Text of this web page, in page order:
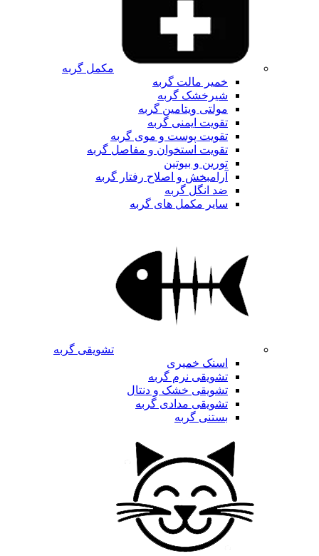
مکمل گربه
خمیر مالت گربه
شیرخشک گربه
مولتی ویتامین گربه
تقویت ایمنی گربه
تقویت پوست و موی گربه
تقویت استخوان و مفاصل گربه
تورین و بیوتین
آرامبخش و اصلاح رفتار گربه
ضد انگل گربه
سایر مکمل های گربه
تشویقی گربه
اسنک خمیری
تشویقی نرم گربه
تشویقی خشک و دنتال
تشویقی مدادی گربه
بستنی گربه